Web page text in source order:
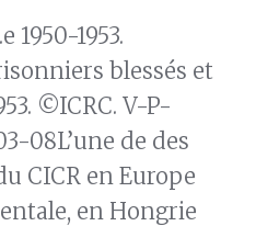
1950-1953.
blessés et
©ICRC. V-P-
08L’une de des
CICR en Europe
en Hongrie